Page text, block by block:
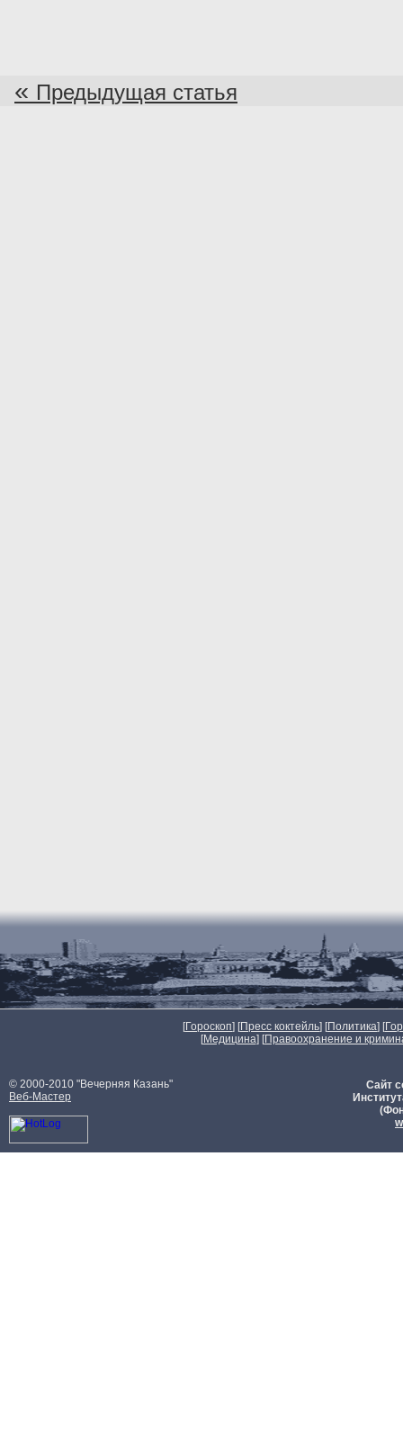
« Предыдущая статья
[Гороскоп] [Пресс коктейль] [Политика] [
[Медицина] [Правоохранение и
© 2000-2010 "Вечерняя Казань"
Веб-Мастер
Сайт